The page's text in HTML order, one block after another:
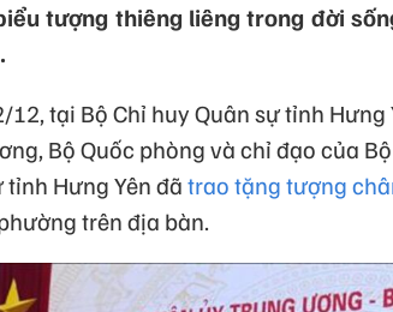
tượng thiêng liêng trong đời
12, tại Bộ Chỉ huy Quân sự tỉnh
Bộ Quốc phòng và chỉ đạo của
tỉnh Hưng Yên đãtrao tặng tượng
trên địa bàn.